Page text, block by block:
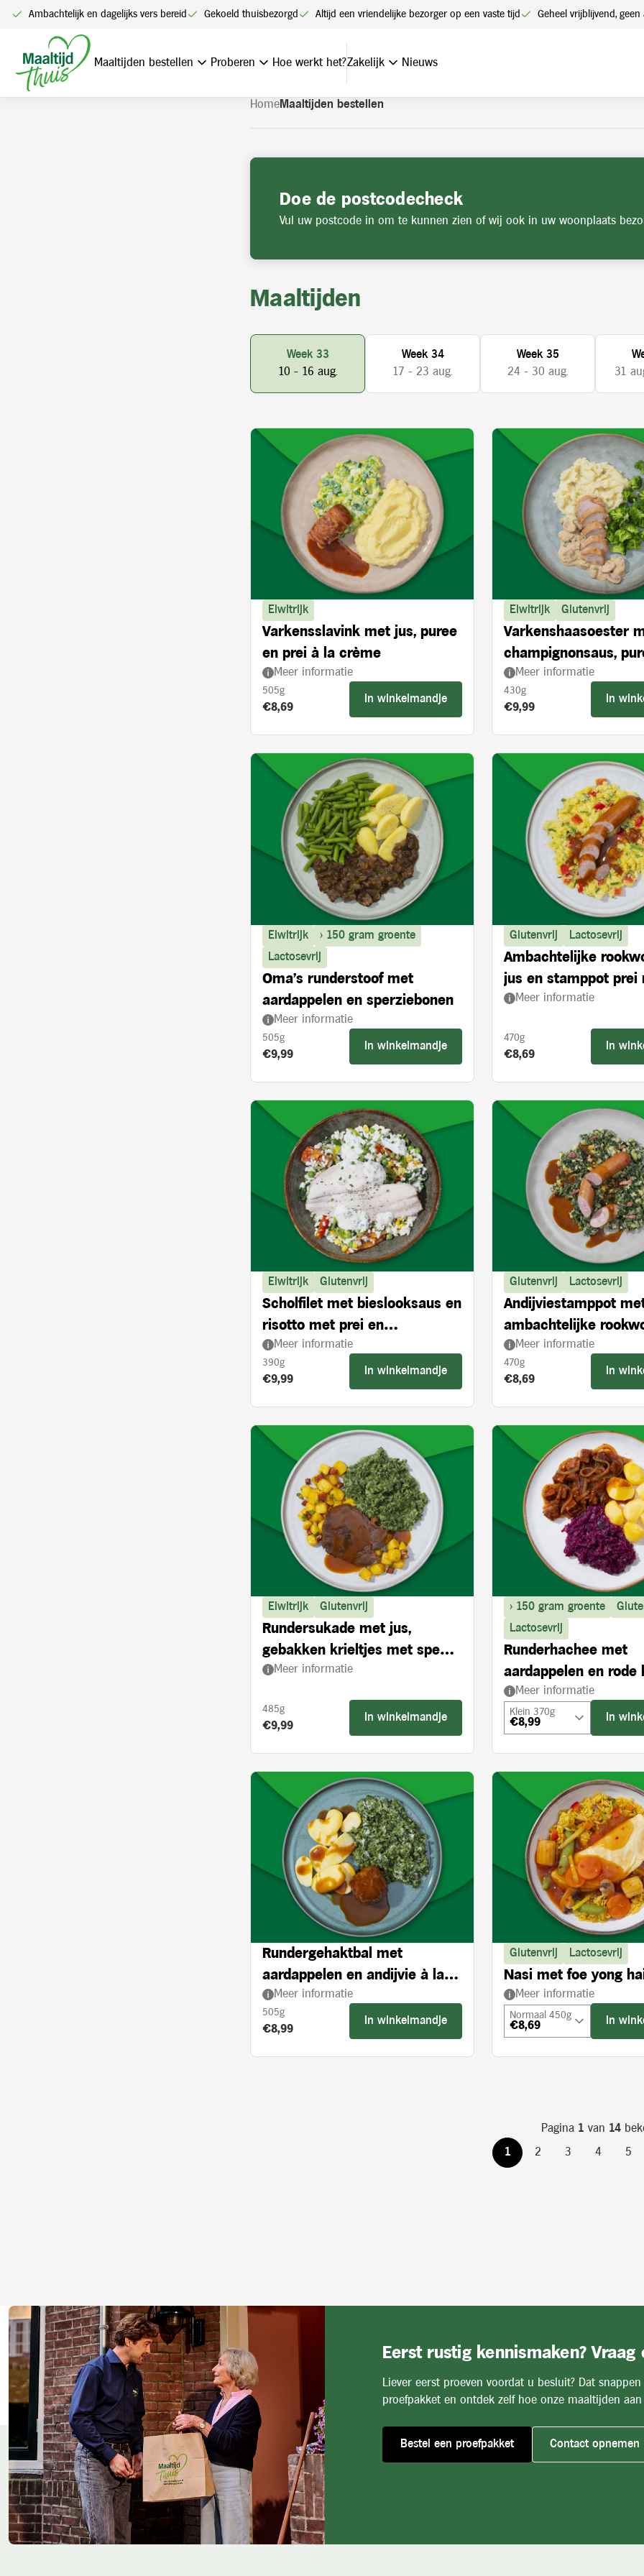
Ambachtelijk en dagelijks vers bereid Gekoeld thuisbezorgd Altijd een vriendelijke bezorger op een vaste tijd Geheel vrijblijvend,
Maaltijden bestellen Proberen Hoe werkt het?Zakelijk Nieuws
U kunt alleen bestellen met een account. Heeft u nog geen account? Vraag hier uw
Navigatie
overslaan
Home Maaltijden bestellen
Doe de postcodecheck
Vul uw postcode in om te kunnen zien of wij ook in uw woonplaats
Maaltijden
Week 33
10 - 16 aug.
Week 34
17 - 23 aug.
Week 35
24 - 30 aug.
31
Eiwitrijk
Varkensslavink met jus, puree
en prei à la crème
Meer informatie
505g
Product prijs:
€8,69
In winkelmandje
Eiwitrijk Glutenvrij
Varkenshaasoester
champignonsaus,
broccoli
Meer informatie
430g
Product prijs:
€9,99
In
Eiwitrijk
> 150 gram groente
Lactosevrij
Oma's runderstoof met
aardappelen en sperziebonen
Meer informatie
505g
Product prijs:
€9,99
In winkelmandje
Glutenvrij Lactosevrij
Ambachtelijke
jus en stamppot prei
paprika
Meer informatie
470g
Product prijs:
€8,69
In
Eiwitrijk Glutenvrij
Scholfilet met bieslooksaus en
risotto met prei en
ovengedroogde tomaten
Meer informatie
390g
Product prijs:
€9,99
In winkelmandje
Glutenvrij Lactosevrij
Andijviestamppot
ambachtelijke
Meer informatie
470g
Product prijs:
€8,69
In
Eiwitrijk Glutenvrij
Rundersukade met jus,
gebakken krieltjes met spek,
ui en andijvie à la crème
Meer informatie
485g
Product prijs:
€9,99
In winkelmandje
> 150 gram groente
Lactosevrij
Runderhachee met
aardappelen en rode
appel
Meer informatie
Klein 370g
€8,99 In
Rundergehaktbal met
aardappelen en andijvie à la
crème
Meer informatie
505g
Product prijs:
€8,99
In winkelmandje
Glutenvrij Lactosevrij
Nasi met foe yong
Meer informatie
Normaal 450g
€8,69 In
Pagina 1 van 14
1 2 3 4 5
Eerst rustig kennismaken?
Liever eerst proeven voordat u besluit? Dat
proefpakket en ontdek zelf hoe onze maaltijden
Bestel een proefpakket Contact opnemen